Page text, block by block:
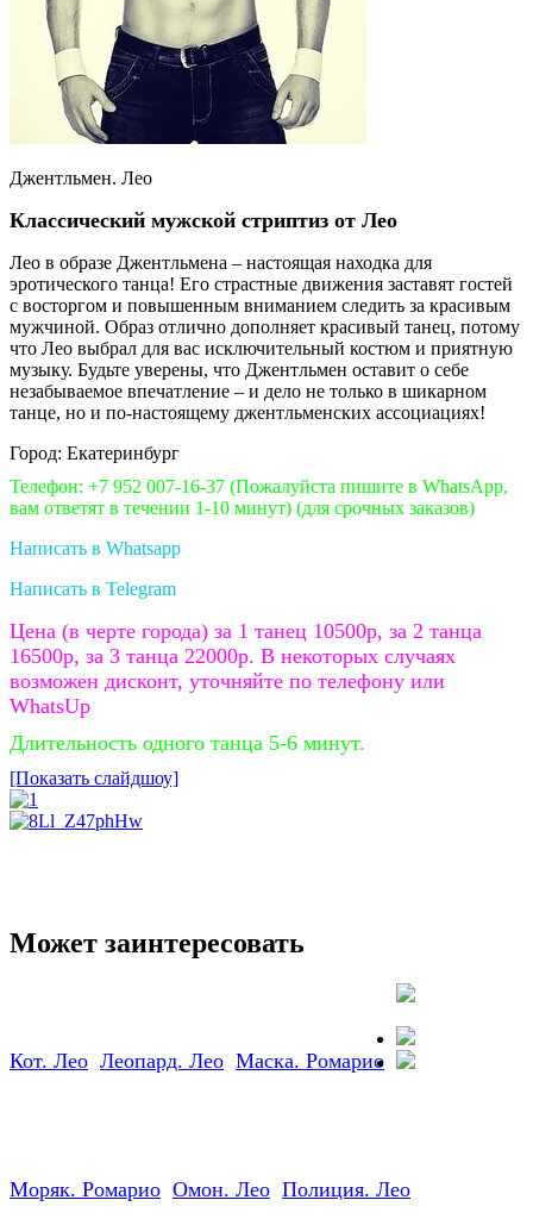
Джентльмен. Лео
Классический мужской стриптиз от Лео
Лео в образе Джентльмена – настоящая находка для
эротического танца! Его страстные движения заставят гостей
с восторгом и повышенным вниманием следить за красивым
мужчиной. Образ отлично дополняет красивый танец, потому
что Лео выбрал для вас исключительный костюм и приятную
музыку. Будьте уверены, что Джентльмен оставит о себе
незабываемое впечатление – и дело не только в шикарном
танце, но и по-настоящему джентльменских ассоциациях!
Город: Екатеринбург
Телефон: +7 952 007-16-37 (Пожалуйста пишите в WhatsApp,
вам ответят в течении 1-10 минут) (для срочных заказов)
Написать в Whatsapp
Написать в Telegram
Цена (в черте города) за 1 танец 10500р, за 2 танца
16500р, за 3 танца 22000р. В некоторых случаях
возможен дисконт, уточняйте по телефону или
WhatsUp
Длительность одного танца 5-6 минут.
[Показать слайдшоу]
Может заинтересовать
Кот. Лео Леопард. Лео Маска. Ромарио
Моряк. Ромарио Омон. Лео Полиция. Лео